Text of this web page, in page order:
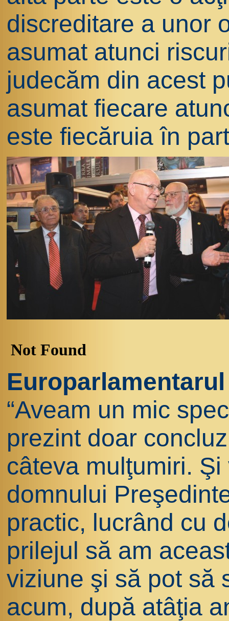
discreditare a unor
asumat atunci
judecăm din acest
asumat fiecare
este fiecăruia în
“Aveam un mic
prezint doar
câteva mulţumiri.
domnului
practic, lucrând cu
prilejul să am
viziune şi să pot să
acum, după atâţia